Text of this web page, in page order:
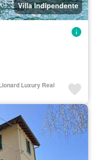
Villa Indipendente
Luxury Real